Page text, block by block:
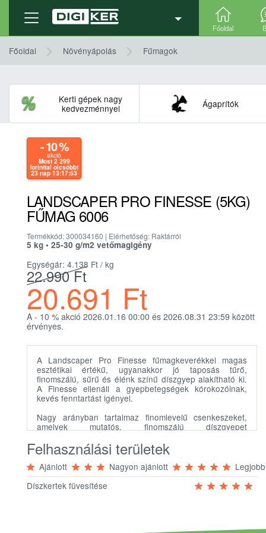
Főoldal
Főoldal Növényápolás Fűmagok
Kerti gépek nagy
kedvezménnyel
Ágaprítók
- 10%
akció
Most 2 299
forinttal olcsóbb!
23 nap 13:17:52
LANDSCAPER PRO FINESSE (5KG)
FŰMAG 6006
Termékkód: 300034160 | Elérhetőség: Raktárról
5 kg • 25-30 g/m2 vetőmagigény
Egységár: 4.138 Ft / kg
22.990Ft
20.691 Ft
A - 10 % akció 2026.01.16 00:00 és 2026.08.31 23:59 között
érvényes.
A Landscaper Pro Finesse fűmagkeverékkel magas
esztétikai értékű, ugyanakkor jó taposás tűrő,
finomszálú, sűrű és élénk színű díszgyep alakítható ki.
A Finesse ellenáll a gyepbetegségek kórokozóinak,
kevés fenntartást igényel.
Nagy arányban tartalmaz finomlevelű csenkeszeket,
amelyek mutatós, finomszálú díszgyepet
ha igazán kiváló minőségű és kiemelkedő esztétikai
értékű gyepet szeretne kialakítani.
A termék előnyei
Felhasználási területek
Ajánlott Nagyon ajánlott
Legjobb
Díszkertek füvesítése
Termék adatlap Részletek, technikai adatok